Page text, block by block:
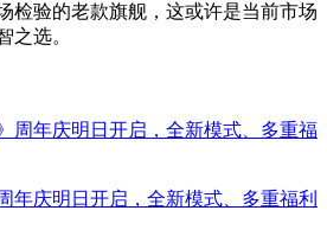
检验的老款旗舰，这或许是当前市场
之选。
年庆明日开启，全新模式、多重福利